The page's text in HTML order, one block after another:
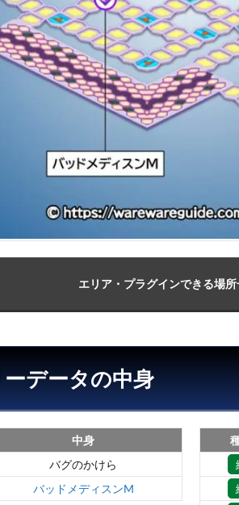
エリア・プラグインできる場
データの中身
中身
バグのかけら
バッドメディスンM